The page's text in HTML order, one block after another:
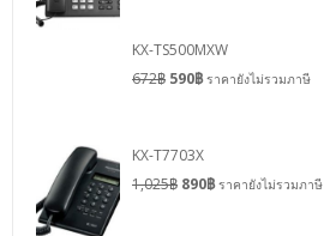
KX-TS500MXW
672฿ 590฿ ราคายังไม่รวมภาษี
KX-T7703X
1,025฿ 890฿ ราคายังไม่รวมภาษี